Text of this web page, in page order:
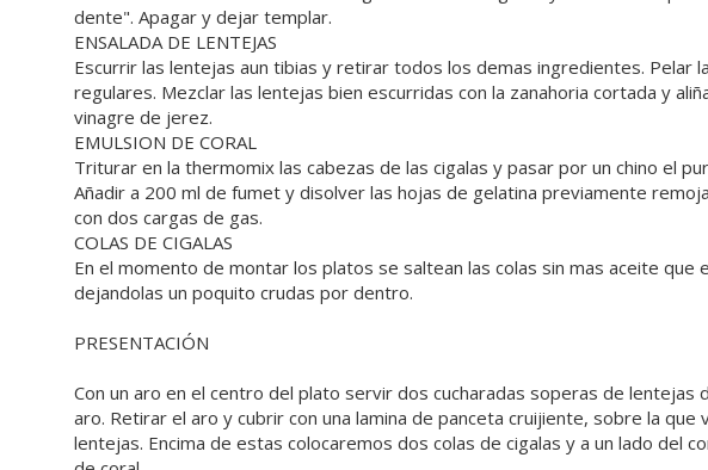
dente". Apagar y dejar templar.
ENSALADA DE LENTEJAS
Escurrir las lentejas aun tibias y retirar todos los demas ingredientes. Pelar
regulares. Mezclar las lentejas bien escurridas con la zanahoria cortada y
vinagre de jerez.
EMULSION DE CORAL
Triturar en la thermomix las cabezas de las cigalas y pasar por un chino el
Añadir a 200 ml de fumet y disolver las hojas de gelatina previamente
con dos cargas de gas.
COLAS DE CIGALAS
En el momento de montar los platos se saltean las colas sin mas aceite que
dejandolas un poquito crudas por dentro.
PRESENTACIÓN
Con un aro en el centro del plato servir dos cucharadas soperas de lentejas
aro. Retirar el aro y cubrir con una lamina de panceta cruijiente, sobre la
lentejas. Encima de estas colocaremos dos colas de cigalas y a un lado del